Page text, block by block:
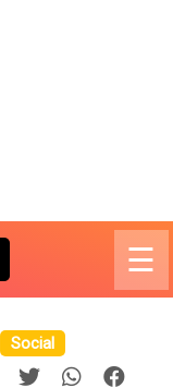
☰
Social